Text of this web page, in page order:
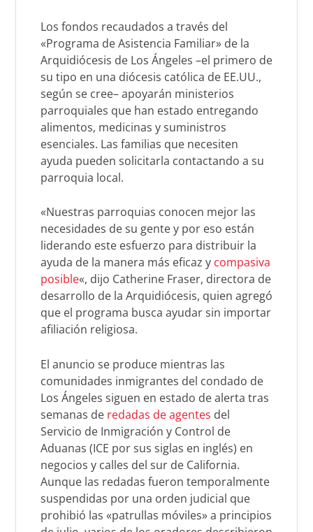
Los fondos recaudados a través del
«Programa de Asistencia Familiar» de la
Arquidiócesis de Los Ángeles –el primero de
su tipo en una diócesis católica de EE.UU.,
según se cree– apoyarán ministerios
parroquiales que han estado entregando
alimentos, medicinas y suministros
esenciales. Las familias que necesiten
ayuda pueden solicitarla contactando a su
parroquia local.
«Nuestras parroquias conocen mejor las
necesidades de su gente y por eso están
liderando este esfuerzo para distribuir la
ayuda de la manera más eficaz y compasiva
posible«, dijo Catherine Fraser, directora de
desarrollo de la Arquidiócesis, quien agregó
que el programa busca ayudar sin importar
afiliación religiosa.
El anuncio se produce mientras las
comunidades inmigrantes del condado de
Los Ángeles siguen en estado de alerta tras
semanas de redadas de agentes del
Servicio de Inmigración y Control de
Aduanas (ICE por sus siglas en inglés) en
negocios y calles del sur de California.
Aunque las redadas fueron temporalmente
suspendidas por una orden judicial que
prohibió las «patrullas móviles» a principios